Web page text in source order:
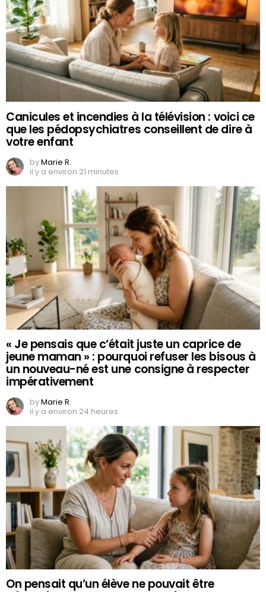
Canicules et incendies à la télévision : voici ce
que les pédopsychiatres conseillent de dire à
votre enfant
byMarie R.
il y a environ 21 minutes
« Je pensais que c’était juste un caprice de
jeune maman » : pourquoi refuser les bisous à
un nouveau-né est une consigne à respecter
impérativement
byMarie R.
il y a environ 24 heures
On pensait qu’un élève ne pouvait être